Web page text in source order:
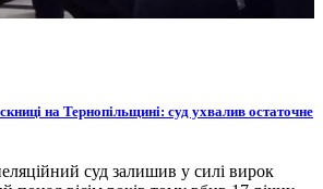
на Тернопільщині: суд ухвалив остаточне
суд залишив у силі вирок